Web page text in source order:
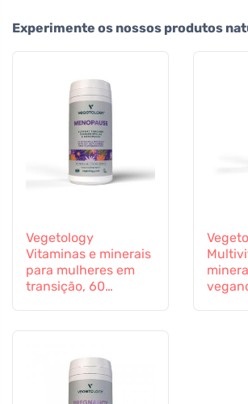
Experimente os nossos produtos
Vegetology
Vitaminas e minerais
para mulheres em
transição, 60